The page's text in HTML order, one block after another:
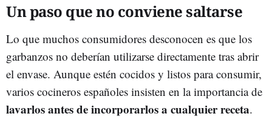
Un paso que no conviene saltarse
Lo que muchos consumidores desconocen es que los
garbanzos no deberían utilizarse directamente tras abrir
el envase. Aunque estén cocidos y listos para consumir,
varios cocineros españoles insisten en la importancia de
lavarlos antes de incorporarlos a cualquier receta.